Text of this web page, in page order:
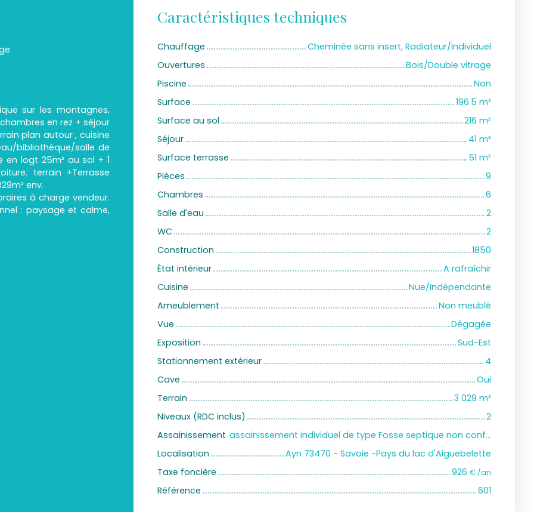
sur les montagnes,
en rez + séjour
plan autour , cuisine
bibliothèque/salle de
en logt 25m² au sol + 1
terrain +Terrasse
env.
à charge vendeur.
: paysage et calme,
Caractéristiques techniques
Chauffage
Cheminée sans insert, Radiateur/Individuel
Ouvertures
Bois/Double vitrage
Piscine
Non
Surface
196.5 m²
Surface au sol
216 m²
Séjour
41 m²
Surface terrasse
51 m²
Pièces
9
Chambres
6
Salle d'eau
2
WC
2
Construction
1850
État intérieur
A rafraîchir
Cuisine
Nue/Indépendante
Ameublement
Non meublé
Vue
Dégagée
Exposition
Sud-Est
Stationnement extérieur
4
Cave
Oui
Terrain
3 029 m²
Niveaux (RDC inclus)
2
Assainissement
assainissement individuel de type Fosse septique non conforme
Localisation
Ayn 73470 - Savoie -Pays du lac d'Aiguebelette
Taxe foncière
926 € /an
Référence 601